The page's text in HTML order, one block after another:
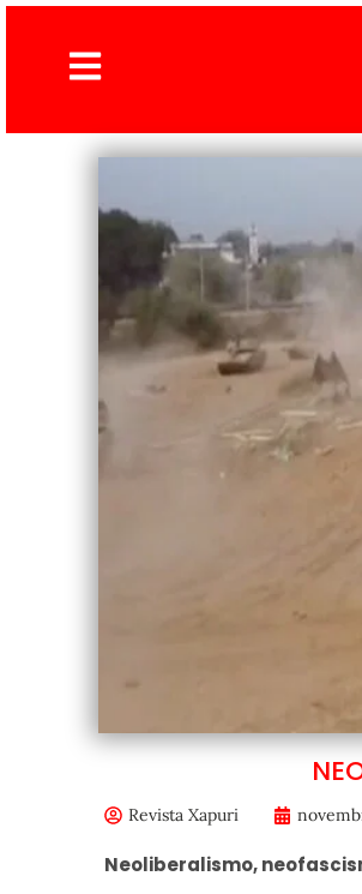
Revista Xapuri
Neoliberalismo,